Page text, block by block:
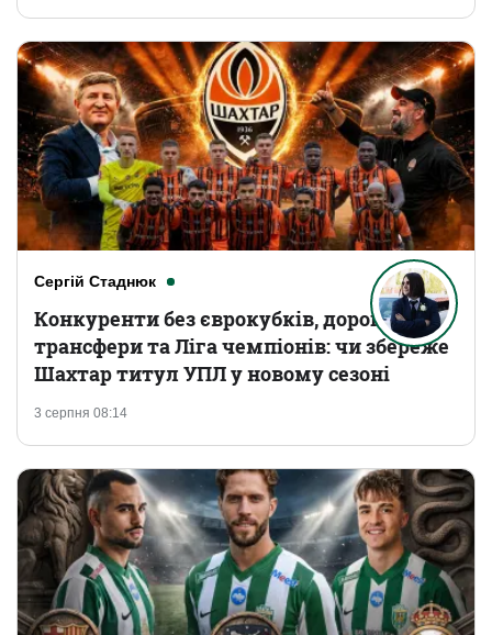
Сергій Стаднюк
3 серпня 08:14
Конкуренти без єврокубків, дорогі
трансфери та Ліга чемпіонів: чи збереже
Шахтар титул УПЛ у новому сезоні